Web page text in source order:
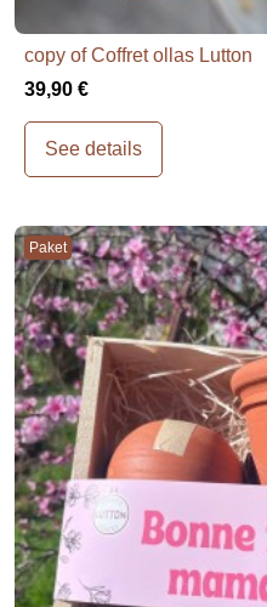
copy of Coffret ollas Lutton
39,90 €
See details
Paket